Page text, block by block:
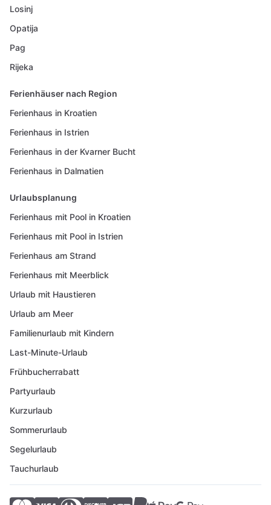
Losinj
Opatija
Pag
Rijeka
Ferienhäuser nach Region
Ferienhaus in Kroatien
Ferienhaus in Istrien
Ferienhaus in der Kvarner Bucht
Ferienhaus in Dalmatien
Urlaubsplanung
Ferienhaus mit Pool in Kroatien
Ferienhaus mit Pool in Istrien
Ferienhaus am Strand
Ferienhaus mit Meerblick
Urlaub mit Haustieren
Urlaub am Meer
Familienurlaub mit Kindern
Last-Minute-Urlaub
Frühbucherrabatt
Partyurlaub
Kurzurlaub
Sommerurlaub
Segelurlaub
Tauchurlaub